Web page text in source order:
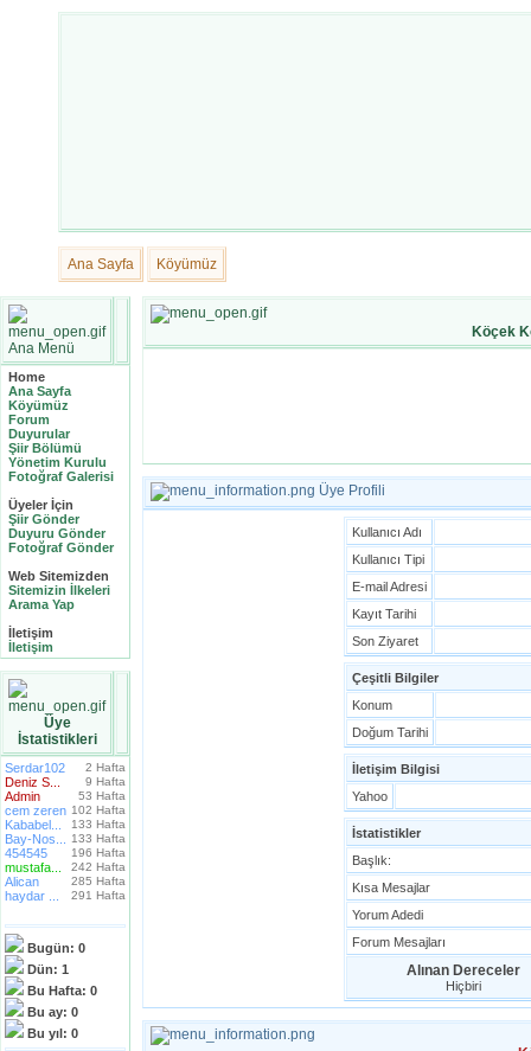
Ana Sayfa Köyümüz
Ana Menü
Home
Ana Sayfa
Köyümüz
Forum
Duyurular
Şiir Bölümü
Yönetim Kurulu
Fotoğraf Galerisi
Üyeler İçin
Şiir Gönder
Duyuru Gönder
Fotoğraf Gönder
Web Sitemizden
Sitemizin İlkeleri
Arama Yap
İletişim
İletişim
Üye
İstatistikleri
Serdar102 2 Hafta
Deniz S... 9 Hafta
Admin 53 Hafta
cem zeren 102 Hafta
Kababel... 133 Hafta
Bay-Nos... 133 Hafta
454545 196 Hafta
mustafa... 242 Hafta
Alican 285 Hafta
haydar ... 291 Hafta
Bugün: 0
Dün: 1
Bu Hafta: 0
Bu ay: 0
Bu yıl: 0
Köçek
Üye Profili
Kullanıcı Adı
Kullanıcı Tipi
E-mail Adresi
Kayıt Tarihi
Son Ziyaret
Çeşitli Bilgiler
Konum
Doğum Tarihi
İletişim Bilgisi
Yahoo
İstatistikler
Başlık:
Kısa Mesajlar
Yorum Adedi
Forum Mesajları
Alınan Dereceler
Hiçbiri